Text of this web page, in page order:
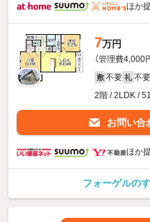
ほか
7万円
（管理費4,000
敷 不要 礼 不要
2階 / 2LDK /
お問い合
ほか
フォーゲルの